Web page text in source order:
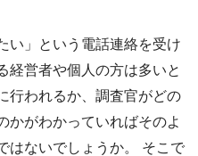
い」という電話連絡を受け
経営者や個人の方は多いと
行われるか、調査官がどの
かがわかっていればそのよ
はないでしょうか。 そこで